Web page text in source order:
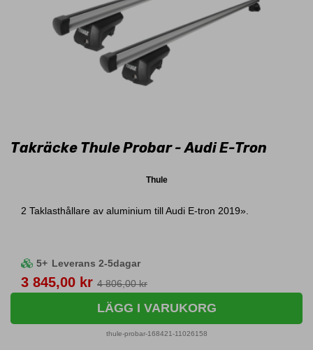
Takräcke Thule Probar - Audi E-Tron
Thule
2 Taklasthållare av aluminium till Audi E-tron 2019».
5+ Leverans 2-5dagar
Pris
3 845,00 kr 4 806,00 kr
LÄGG I VARUKORG
thule-probar-168421-11026158